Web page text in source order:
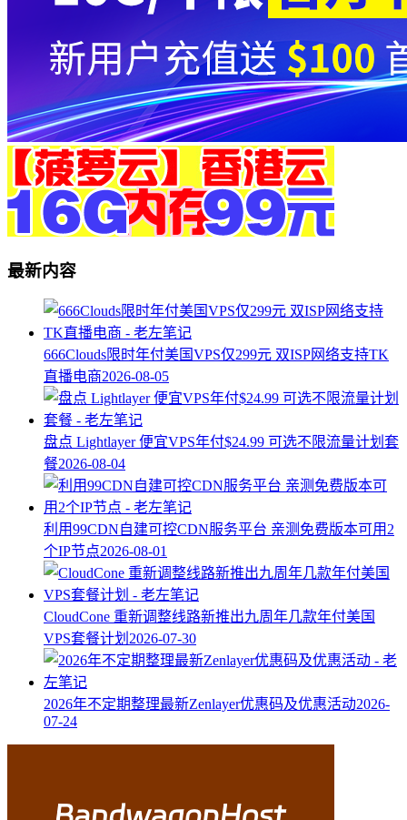
最新内容
666Clouds限时年付美国VPS仅299元 双ISP网络支持TK
直播电商2026-08-05
盘点 Lightlayer 便宜VPS年付$24.99 可选不限流量计划套
餐2026-08-04
利用99CDN自建可控CDN服务平台 亲测免费版本可用2
个IP节点2026-08-01
CloudCone 重新调整线路新推出九周年几款年付美国
VPS套餐计划 2026-07-30
2026年不定期整理最新Zenlayer优惠码及优惠活动2026-
07-24